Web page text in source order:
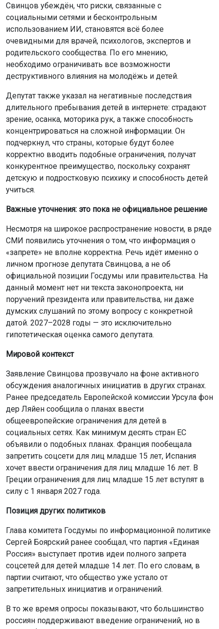
Свинцов убеждён, что риски, связанные с
социальными сетями и бесконтрольным
использованием ИИ, становятся всё более
очевидными для врачей, психологов, экспертов и
родительского сообщества. По его мнению,
необходимо ограничивать все возможности
деструктивного влияния на молодёжь и детей.
Депутат также указал на негативные последствия
длительного пребывания детей в интернете: страдают
зрение, осанка, моторика рук, а также способность
концентрироваться на сложной информации. Он
подчеркнул, что страны, которые будут более
корректно вводить подобные ограничения, получат
конкурентное преимущество, поскольку сохранят
детскую и подростковую психику и способность детей
учиться.
Важные уточнения: это пока не официальное решение
Несмотря на широкое распространение новости, в ряде
СМИ появились уточнения о том, что информация о
«запрете» не вполне корректна. Речь идёт именно о
личном прогнозе депутата Свинцова, а не об
официальной позиции Госдумы или правительства. На
данный момент нет ни текста законопроекта, ни
поручений президента или правительства, ни даже
думских слушаний по этому вопросу с конкретной
датой. 2027–2028 годы — это исключительно
гипотетическая оценка самого депутата.
Мировой контекст
Заявление Свинцова прозвучало на фоне активного
обсуждения аналогичных инициатив в других странах.
Ранее председатель Европейской комиссии Урсула фон
дер Ляйен сообщила о планах ввести
общеевропейские ограничения для детей в
социальных сетях. Как минимум десять стран ЕС
объявили о подобных планах. Франция пообещала
запретить соцсети для лиц младше 15 лет, Испания
хочет ввести ограничения для лиц младше 16 лет. В
Греции ограничения для лиц младше 15 лет вступят в
силу с 1 января 2027 года.
Позиция других политиков
Глава комитета Госдумы по информационной политике
Сергей Боярский ранее сообщал, что партия «Единая
Россия» выступает против идеи полного запрета
соцсетей для детей младше 14 лет. По его словам, в
партии считают, что общество уже устало от
запретительных инициатив и ограничений.
В то же время опросы показывают, что большинство
россиян поддерживают введение ограничений, но в